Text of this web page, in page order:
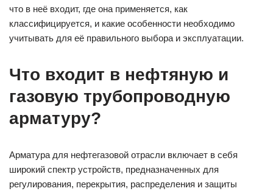
что в неё входит, где она применяется, как
классифицируется, и какие особенности необходимо
учитывать для её правильного выбора и эксплуатации.
Что входит в нефтяную и
газовую трубопроводную
арматуру?
Арматура для нефтегазовой отрасли включает в себя
широкий спектр устройств, предназначенных для
регулирования, перекрытия, распределения и защиты